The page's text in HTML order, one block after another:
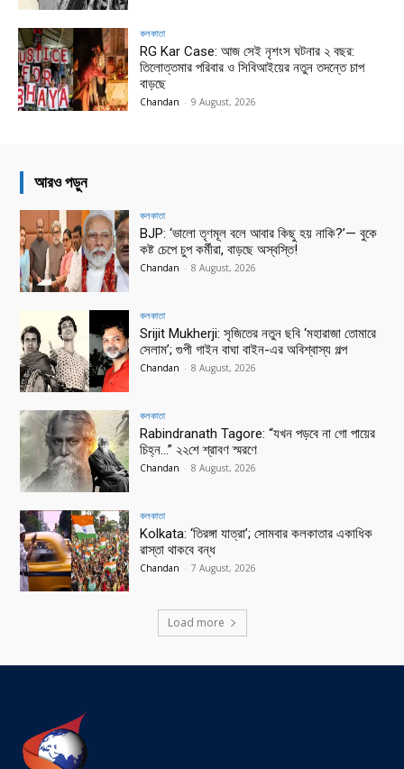
কলকাতা
RG Kar Case: আজ সেই নৃশংস ঘটনার ২ বছর:
তিলোত্তমার পরিবার ও সিবিআইয়ের নতুন তদন্তে চাপ
বাড়ছে
Chandan - 9 August, 2026
আরও পড়ুন
কলকাতা
BJP: ‘ভালো তৃণমূল বলে আবার কিছু হয় নাকি?’— বুকে
কষ্ট চেপে চুপ কর্মীরা, বাড়ছে অস্বস্তি!
Chandan - 8 August, 2026
কলকাতা
Srijit Mukherji: সৃজিতের নতুন ছবি ‘মহারাজা তোমারে
সেলাম’; গুপী গাইন বাঘা বাইন-এর অবিশ্বাস্য গল্প
Chandan - 8 August, 2026
কলকাতা
Rabindranath Tagore: “যখন পড়বে না গো পায়ের
চিহ্ন…” ২২শে শ্রাবণ স্মরণে
Chandan - 8 August, 2026
কলকাতা
Kolkata: ‘তিরঙ্গা যাত্রা’; সোমবার কলকাতার একাধিক
রাস্তা থাকবে বন্ধ
Chandan - 7 August, 2026
Load more